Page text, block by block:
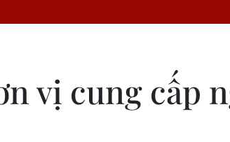
vị cung cấp